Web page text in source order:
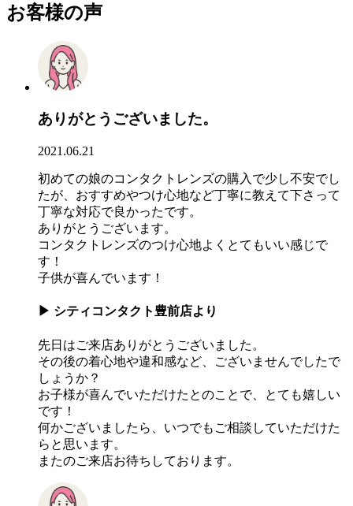
お客様の声
ありがとうございました。
2021.06.21
初めての娘のコンタクトレンズの購入で少し不安でし
たが、おすすめやつけ心地など丁寧に教えて下さって
丁寧な対応で良かったです。
ありがとうございます。
コンタクトレンズのつけ心地よくとてもいい感じで
す！
子供が喜んでいます！
▶ シティコンタクト豊前店より
先日はご来店ありがとうございました。
その後の着心地や違和感など、ございませんでしたで
しょうか？
お子様が喜んでいただけたとのことで、とても嬉しい
です！
何かございましたら、いつでもご相談していただけた
らと思います。
またのご来店お待ちしております。